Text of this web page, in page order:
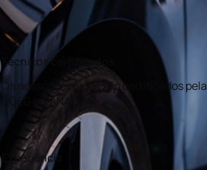
Técnicos certificados
Os nossos técnicos são certificados pela
DGEG e a ANACOM
Experiência